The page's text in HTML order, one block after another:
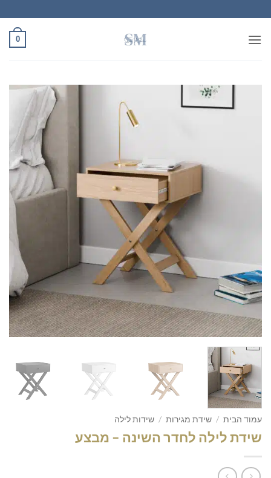
to
content
0
עמוד הבית / שידת מגירות / שידות לילה
שידת לילה לחדר השינה – מבצע